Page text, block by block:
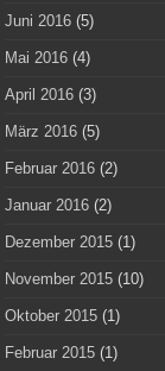
Juni 2016 (5)
Mai 2016 (4)
April 2016 (3)
März 2016 (5)
Februar 2016 (2)
Januar 2016 (2)
Dezember 2015 (1)
November 2015 (10)
Oktober 2015 (1)
Februar 2015 (1)